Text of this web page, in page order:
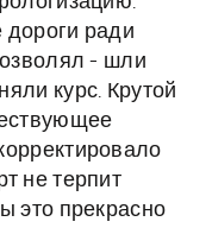
ради
- шли
курс. Крутой
не терпит
это прекрасно